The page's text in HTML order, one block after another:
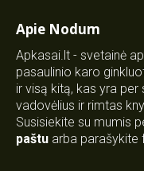
Apie Nodum
Apkasai.lt - svetainė
pasaulinio karo
ir visą kitą, kas yra
vadovėlius ir rimtas
Susisiekite su mumis
paštu arba parašykite